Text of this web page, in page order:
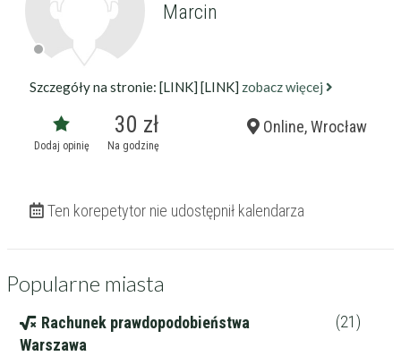
Marcin
Szczegóły na stronie: [LINK] [LINK] zobacz więcej
Dodaj opinię
30 zł
Na godzinę
Online, Wrocław
Ten korepetytor nie udostępnił kalendarza
Popularne miasta
Rachunek prawdopodobieństwa
Warszawa
(21)